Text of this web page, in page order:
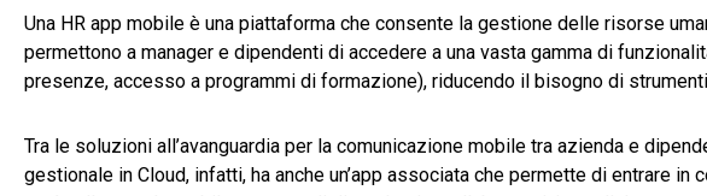
Una HR app mobile è una piattaforma che consente la gestione delle risorse
permettono a manager e dipendenti di accedere a una vasta gamma di
presenze, accesso a programmi di formazione), riducendo il bisogno di
Tra le soluzioni all’avanguardia per la comunicazione mobile tra azienda e
gestionale in Cloud, infatti, ha anche un’app associata che permette di entrare